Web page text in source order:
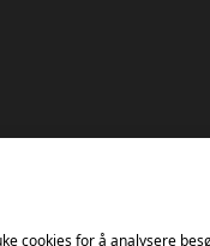
cookies for å analysere